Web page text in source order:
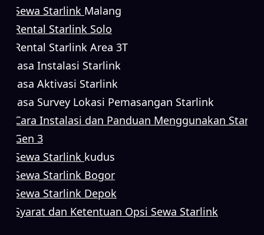
Sewa Starlink Malang
Rental Starlink Solo
Rental Starlink Area 3T
Jasa Instalasi Starlink
Jasa Aktivasi Starlink
Jasa Survey Lokasi Pemasangan Starlink
Cara Instalasi dan Panduan Menggunakan
Gen 3
Sewa Starlink kudus
Sewa Starlink Bogor
Sewa Starlink Depok
Syarat dan Ketentuan Opsi Sewa Starlink